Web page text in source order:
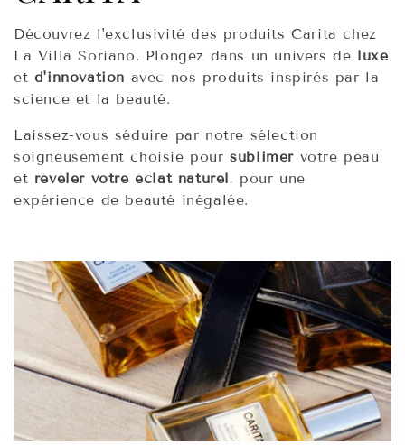
o
l
l
e
c
i
n
:
Découvrez l'exclusivité des produits Carita chez
La Villa Soriano. Plongez dans un univers de luxe
et d'innovation avec nos produits inspirés par la
science et la beauté.
Laissez-vous séduire par notre sélection
soigneusement choisie poursublimer votre peau
et révéler votre éclat naturel, pour une
expérience de beauté inégalée.